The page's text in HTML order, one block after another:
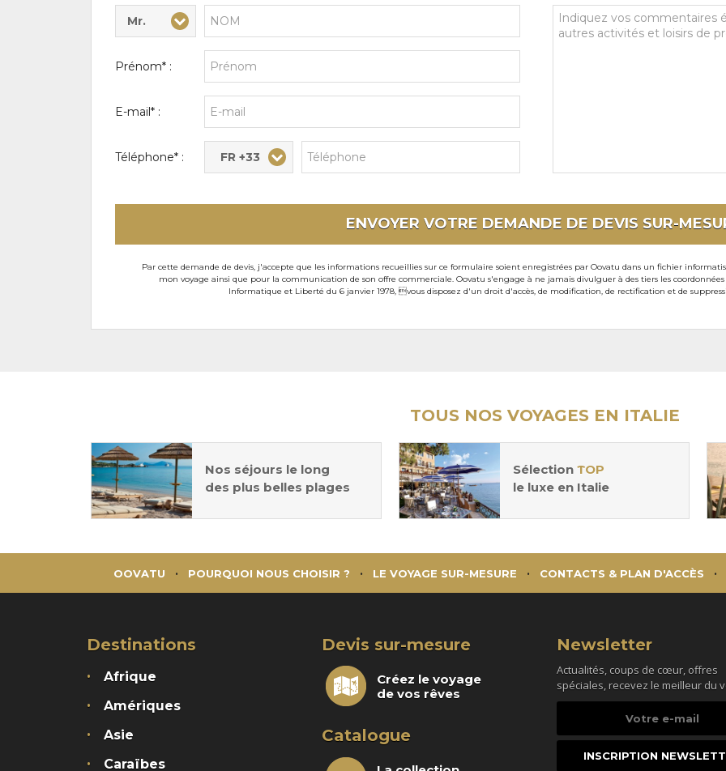
Civilité* :
Mr.
Nom* :
Prénom* :
E-mail* :
Téléphone* : FR +33
Vos
commentaires
ENVOYER VOTRE DEMANDE DE DEVIS SUR-
Par cette demande de devis, j'accepte que les informations recueillies sur ce formulaire soient enregistrées par Oovatu dans un fichier
mon voyage ainsi que pour la communication de son offre commerciale. Oovatu s'engage à ne jamais divulguer à des tiers les
Informatique et Liberté du 6 janvier 1978, vous disposez d'un droit d'accès, de modification, de rectification et de
TOUS NOS VOYAGES EN ITALIE
Nos séjours le long
des plus belles plages
SélectionTOP
le luxe en Italie
OOVATU POURQUOI NOUS CHOISIR ? LE VOYAGE SUR-MESURE CONTACTS & PLAN D'ACCÈS
Destinations
Afrique
Amériques
Asie
Caraïbes
Devis sur-mesure
Créez le voyage
de vos rêves
Catalogue
Newsletter
Actualités, coups de cœur, offres
spéciales, recevez le meilleur du